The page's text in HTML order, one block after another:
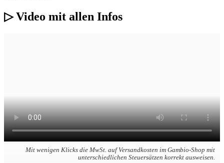
▷ Video mit allen Infos
Mit wenigen Klicks die MwSt. auf Versandkosten im Gambio-Shop mit
unterschiedlichen Steuersätzen korrekt ausweisen.